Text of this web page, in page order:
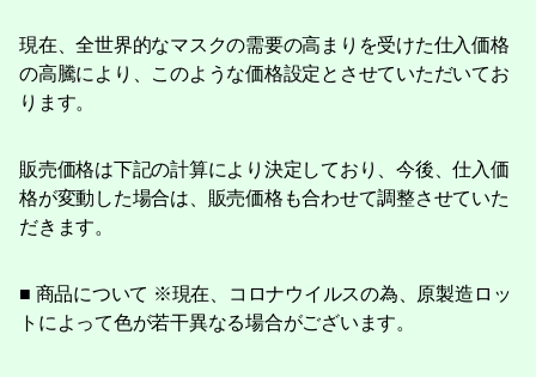
現在、全世界的なマスクの需要の高まりを受けた仕入価格
の高騰により、このような価格設定とさせていただいてお
ります。
販売価格は下記の計算により決定しており、今後、仕入価
格が変動した場合は、販売価格も合わせて調整させていた
だきます。
■ 商品について ※現在、コロナウイルスの為、原製造ロッ
トによって色が若干異なる場合がございます。